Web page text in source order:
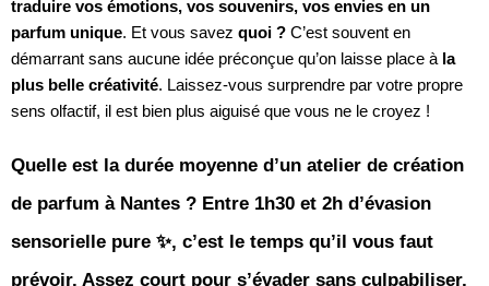
traduire vos émotions, vos souvenirs, vos envies en un
parfum unique. Et vous savez quoi ? C’est souvent en
démarrant sans aucune idée préconçue qu’on laisse place à la
plus belle créativité. Laissez-vous surprendre par votre propre
sens olfactif, il est bien plus aiguisé que vous ne le croyez !
Quelle est la durée moyenne d’un atelier de création
de parfum à Nantes ? Entre 1h30 et 2h d’évasion
sensorielle pure ✨, c’est le temps qu’il vous faut
prévoir. Assez court pour s’évader sans culpabiliser,